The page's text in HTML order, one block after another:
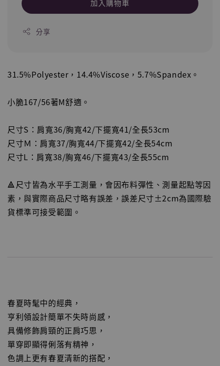
加入購物車
分享
31.5%Polyester，14.4%Viscose，5.7%Spandex。
小脆167/56著M舒適。
尺寸S：肩寬36/胸寬42/下擺寬41/全長53cm
尺寸Ｍ：肩寬37/胸寬44/下擺寬42/全長54cm
尺寸L：肩寬38/胸寬46/下擺寬43/全長55cm
🔺尺寸皆為水平手工測量，會因布料彈性、測量起點等因
素，與實際商品尺寸略有誤差，誤差尺寸±2cm為國際驗
貨標準可接受範圍。
春夏時髦中的經典，
亨利領設計簡單不失時尚感，
具備修飾肩頸的正肩巧思，
單穿即顯得俐落有精神，
色調上更有春夏清新的搭配，